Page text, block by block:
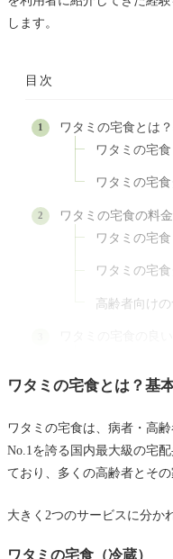
します。
目次
ワタミの宅食とは
ワタミの宅食
ワタミの宅
ワタミの宅食の料
ワタミの宅
ワタミの宅
高齢者向け
ワタミの宅食の良
毎日の見守り
あんしんサ
価格がリーズ
「味が薄い」
「量が少な
ワタミの宅食とは？基
ワタミの宅食は、病者・高
No.1を誇る国内最大級の宅
ており、多くの高齢者とそ
大きく2つのサービスに分か
ワタミの宅食（冷蔵）